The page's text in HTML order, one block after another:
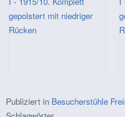
Publiziert in Besucherstühle